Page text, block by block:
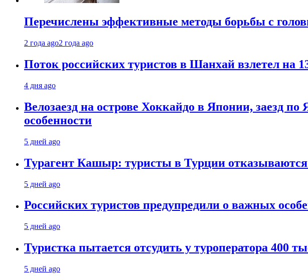
Перечислены эффективные методы борьбы с
2 года ago2 года ago
Поток российских туристов в Шанхай взлетел на
4 дня ago
Велозаезд на острове Хоккайдо в Японии, заезд
особенности
5 дней ago
Турагент Кашыр: туристы в Турции отказываются
5 дней ago
Российских туристов предупредили о важных
5 дней ago
Туристка пытается отсудить у туроператора 400
5 дней ago